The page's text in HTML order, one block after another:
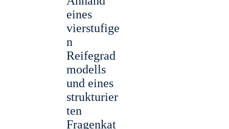
eines
vierstufige
n
Reifegrad
modells
und eines
strukturier
ten
Fragenkat